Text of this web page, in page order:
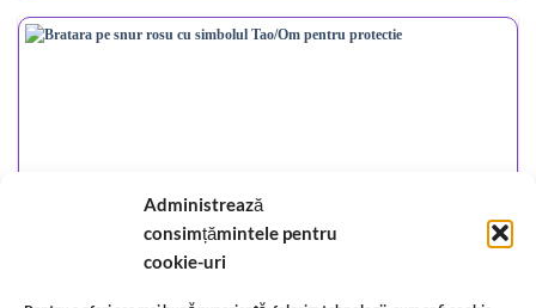
Administrează
consimțămintele pentru
cookie-uri